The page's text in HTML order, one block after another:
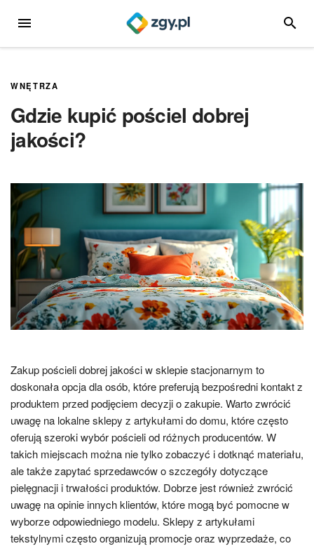
MENU
WNĘTRZA
Gdzie kupić pościel dobrej
jakości?
Zakup pościeli dobrej jakości w sklepie stacjonarnym to
doskonała opcja dla osób, które preferują bezpośredni kontakt z
produktem przed podjęciem decyzji o zakupie. Warto zwrócić
uwagę na lokalne sklepy z artykułami do domu, które często
oferują szeroki wybór pościeli od różnych producentów. W
takich miejscach można nie tylko zobaczyć i dotknąć materiału,
ale także zapytać sprzedawców o szczegóły dotyczące
pielęgnacji i trwałości produktów. Dobrze jest również zwrócić
uwagę na opinie innych klientów, które mogą być pomocne w
wyborze odpowiedniego modelu. Sklepy z artykułami
tekstylnymi często organizują promocje oraz wyprzedaże, co